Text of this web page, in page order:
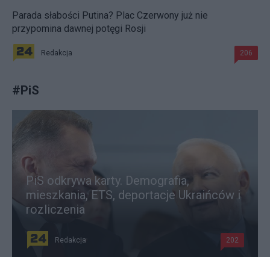
Parada słabości Putina? Plac Czerwony już nie
przypomina dawnej potęgi Rosji
Redakcja 206
#PiS
PiS odkrywa karty. Demografia,
mieszkania, ETS, deportacje Ukraińców i
rozliczenia
Redakcja 202